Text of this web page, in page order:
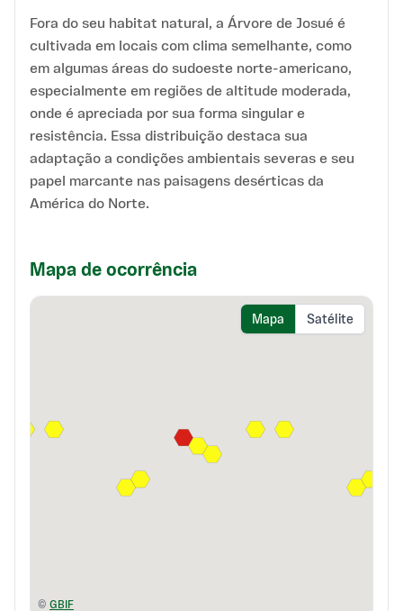
Fora do seu habitat natural, a Árvore de Josué é
cultivada em locais com clima semelhante, como
em algumas áreas do sudoeste norte-americano,
especialmente em regiões de altitude moderada,
onde é apreciada por sua forma singular e
resistência. Essa distribuição destaca sua
adaptação a condições ambientais severas e seu
papel marcante nas paisagens desérticas da
América do Norte.
Mapa de ocorrência
Mapa Satélite
© GBIF